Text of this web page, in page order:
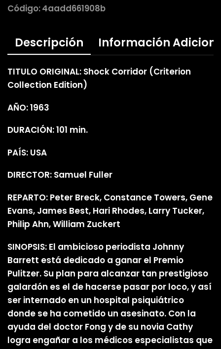
Código:4aadd661908b
Descripción Información
TITULO ORIGINAL: Shock Corridor (Criterion
Collection Edition)
AÑO: 1963
DURACIÓN: 101 min.
PAÍS: USA
DIRECTOR: Samuel Fuller
REPARTO: Peter Breck, Constance Towers, Gene
Evans, James Best, Hari Rhodes, Larry Tucker,
Philip Ahn, William Zuckert
SINOPSIS: El ambicioso periodista Johnny
Barrett está dedicado a ganar el Premio
Pulitzer. Su plan para alcanzar tan prestigioso
galardón es el de hacerse pasar por loco, y así
ser internado en un hospital psiquiátrico
donde se ha cometido un asesinato. Con la
ayuda del doctor Fong y de su novia Cathy
logra engañar a los médicos especialistas que